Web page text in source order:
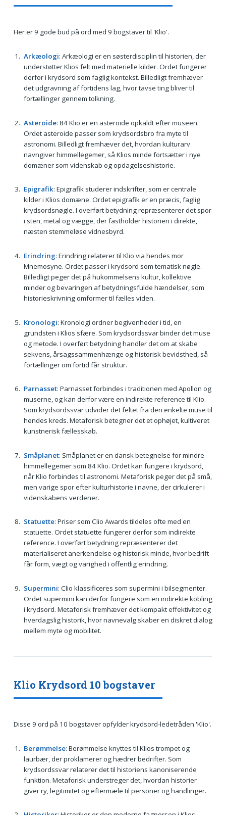
Her er 9 gode bud på ord med 9 bogstaver til 'Klio'.
Arkæologi: Arkæologi er en søsterdisciplin til historien, der
understøtter Klios felt med materielle kilder. Ordet fungerer
derfor i krydsord som faglig kontekst. Billedligt fremhæver
det udgravning af fortidens lag, hvor tavse ting bliver til
fortællinger gennem tolkning.
Asteroide: 84 Klio er en asteroide opkaldt efter museen.
Ordet asteroide passer som krydsordsbro fra myte til
astronomi. Billedligt fremhæver det, hvordan kulturarv
navngiver himmellegemer, så Klios minde fortsætter i nye
domæner som videnskab og opdagelseshistorie.
Epigrafik: Epigrafik studerer indskrifter, som er centrale
kilder i Klios domæne. Ordet epigrafik er en præcis, faglig
krydsordsnøgle. I overført betydning repræsenterer det spor
i sten, metal og vægge, der fastholder historien i direkte,
næsten stemmeløse vidnesbyrd.
Erindring: Erindring relaterer til Klio via hendes mor
Mnemosyne. Ordet passer i krydsord som tematisk nøgle.
Billedligt peger det på hukommelsens kultur, kollektive
minder og bevaringen af betydningsfulde hændelser, som
historieskrivning omformer til fælles viden.
Kronologi: Kronologi ordner begivenheder i tid, en
grundsten i Klios sfære. Som krydsordssvar binder det muse
og metode. I overført betydning handler det om at skabe
sekvens, årsagssammenhænge og historisk bevidsthed, så
fortællinger om fortid får struktur.
Parnasset: Parnasset forbindes i traditionen med Apollon og
muserne, og kan derfor være en indirekte reference til Klio.
Som krydsordssvar udvider det feltet fra den enkelte muse til
hendes kreds. Metaforisk betegner det et ophøjet, kultiveret
kunstnerisk fællesskab.
Småplanet: Småplanet er en dansk betegnelse for mindre
himmellegemer som 84 Klio. Ordet kan fungere i krydsord,
når Klio forbindes til astronomi. Metaforisk peger det på små,
men varige spor efter kulturhistorie i navne, der cirkulerer i
videnskabens verdener.
Statuette: Priser som Clio Awards tildeles ofte med en
statuette. Ordet statuette fungerer derfor som indirekte
reference. I overført betydning repræsenterer det
materialiseret anerkendelse og historisk minde, hvor bedrift
får form, vægt og varighed i offentlig erindring.
Supermini: Clio klassificeres som supermini i bilsegmenter.
Ordet supermini kan derfor fungere som en indirekte kobling
i krydsord. Metaforisk fremhæver det kompakt effektivitet og
hverdagslig historik, hvor navnevalg skaber en diskret dialog
mellem myte og mobilitet.
Klio Krydsord 10 bogstaver
Disse 9 ord på 10 bogstaver opfylder krydsord-ledetråden 'Klio'.
Berømmelse: Berømmelse knyttes til Klios trompet og
laurbær, der proklamerer og hædrer bedrifter. Som
krydsordssvar relaterer det til historiens kanoniserende
funktion. Metaforisk understreger det, hvordan historier
giver ry, legitimitet og eftermæle til personer og handlinger.